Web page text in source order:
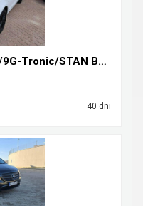
Mercedes Vito 9-OSOBOWY/9G-Tronic/STAN BDB/GWARANC...
40 dni